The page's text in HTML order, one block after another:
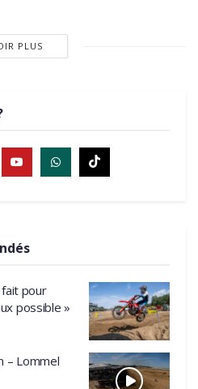
PLUS
fait pour
possible »
– Lommel